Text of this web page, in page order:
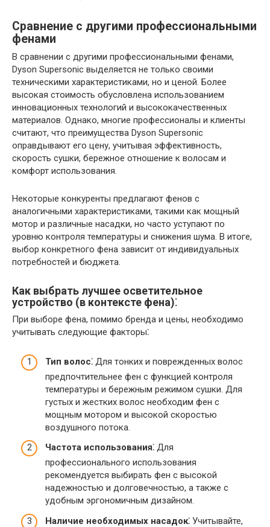
Сравнение с другими профессиональными
фенами
В сравнении с другими профессиональными фенами,
Dyson Supersonic выделяется не только своими
техническими характеристиками, но и ценой. Более
высокая стоимость обусловлена использованием
инновационных технологий и высококачественных
материалов. Однако, многие профессионалы и клиенты
считают, что преимущества Dyson Supersonic
оправдывают его цену, учитывая эффективность,
скорость сушки, бережное отношение к волосам и
комфорт использования.
Некоторые конкуренты предлагают фенов с
аналогичными характеристиками, такими как мощный
мотор и различные насадки, но часто уступают по
уровню контроля температуры и снижения шума. В итоге,
выбор конкретного фена зависит от индивидуальных
потребностей и бюджета.
Как выбрать лучшее осветительное
устройство (в контексте фена)⁚
При выборе фена, помимо бренда и цены, необходимо
учитывать следующие факторы⁚
Тип волос⁚ Для тонких и поврежденных волос
предпочтительнее фен с функцией контроля
температуры и бережным режимом сушки. Для
густых и жестких волос необходим фен с
мощным мотором и высокой скоростью
воздушного потока.
Частота использования⁚ Для
профессионального использования
рекомендуется выбирать фен с высокой
надежностью и долговечностью, а также с
удобным эргономичным дизайном.
Наличие необходимых насадок⁚ Учитывайте,